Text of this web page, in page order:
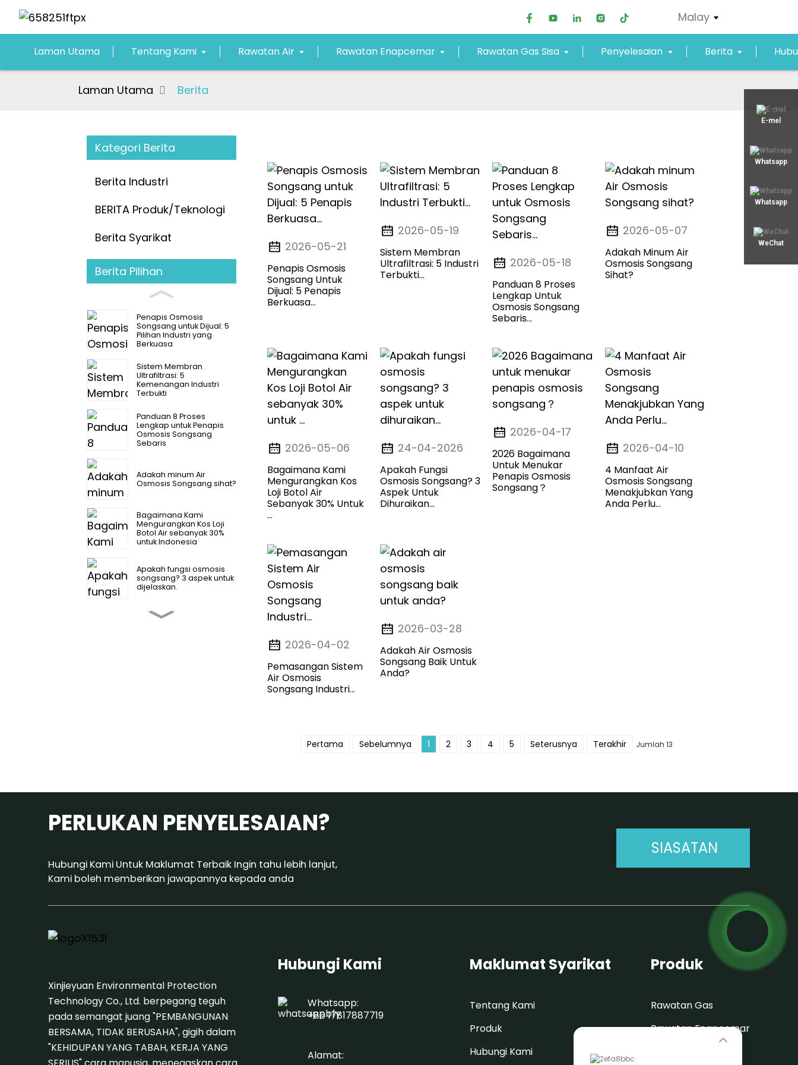
Malay
Laman Utama Tentang Kami Rawatan Air Rawatan Enapcemar Rawatan Gas Sisa Penyelesaian Berita
E-mel
xjy02@xjyept.com
Whatsapp
+8617817887719
Whatsapp
WeChat
Laman Utama Berita
Kategori Berita
Berita Industri
BERITA Produk/Teknologi
Berita Syarikat
Berita Pilihan
Penapis Osmosis
Songsang untuk Dijual: 5
Pilihan Industri yang
Berkuasa
Sistem Membran
Ultrafiltrasi: 5
Kemenangan Industri
Terbukti
Panduan 8 Proses
Lengkap untuk Penapis
Osmosis Songsang
Sebaris
Adakah minum Air
Osmosis Songsang sihat?
Bagaimana Kami
Mengurangkan Kos Loji
Botol Air sebanyak 30%
untuk Indonesia
Apakah fungsi osmosis
songsang? 3 aspek untuk
dijelaskan.
2026 Bagaimana untuk
2026-05-21
Penapis Osmosis
Songsang Untuk
Dijual: 5 Penapis
Berkuasa...
2026-05-19
Sistem Membran
Ultrafiltrasi: 5 Industri
Terbukti...
2026-05-18
Panduan 8 Proses
Lengkap Untuk
Osmosis Songsang
Sebaris...
2026-05-07
Adakah Minum Air
Osmosis Songsang
Sihat?
2026-05-06
Bagaimana Kami
Mengurangkan Kos
Loji Botol Air
Sebanyak 30% Untuk
...
24-04-2026
Apakah Fungsi
Osmosis Songsang? 3
Aspek Untuk
Dihuraikan...
2026-04-17
2026 Bagaimana
Untuk Menukar
Penapis Osmosis
Songsang？
2026-04-10
4 Manfaat Air
Osmosis Songsang
Menakjubkan Yang
Anda Perlu...
2026-04-02
Pemasangan Sistem
Air Osmosis
Songsang Industri...
2026-03-28
Adakah Air Osmosis
Songsang Baik Untuk
Anda?
Pertama Sebelumnya 1 2 3 4 5 Seterusnya Terakhir Jumlah 13
PERLUKAN PENYELESAIAN?
Hubungi Kami Untuk Maklumat Terbaik Ingin tahu lebih lanjut,
Kami boleh memberikan jawapannya kepada anda
SIASATAN
Xinjieyuan Environmental Protection
Technology Co., Ltd. berpegang teguh
pada semangat juang "PEMBANGUNAN
BERSAMA, TIDAK BERUSAHA", gigih dalam
"KEHIDUPAN YANG TABAH, KERJA YANG
Hubungi Kami
Whatsapp:
+86 17817887719
Alamat:
Maklumat Syarikat
Tentang Kami
Produk
Hubungi Kami
Produk
Rawatan Gas
Rawatan Enapcemar